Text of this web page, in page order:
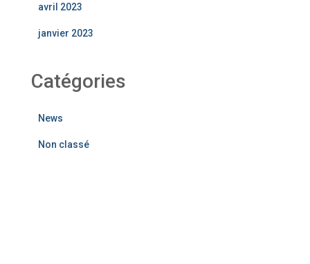
avril 2023
janvier 2023
Catégories
News
Non classé